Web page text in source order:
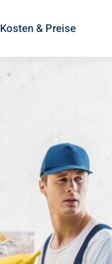
Kosten & Preise